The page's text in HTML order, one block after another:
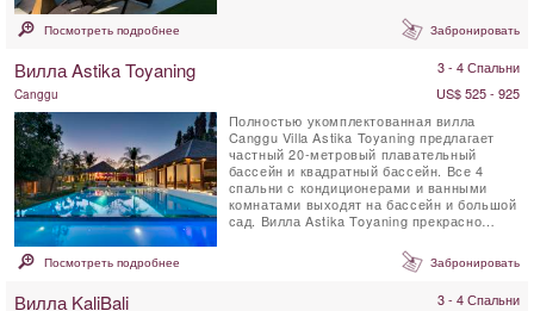
Посмотреть подробнее Забронировать
Вилла Astika Toyaning 3 - 4 Спальни
Canggu
US$ 525 - 925
Полностью укомплектованная вилла
Canggu Villa Astika Toyaning предлагает
частный 20-метровый плавательный
бассейн и квадратный бассейн. Все 4
спальни с кондиционерами и ванными
комнатами выходят на бассейн и большой
сад. Вилла Astika Toyaning прекрасно
Посмотреть подробнее Забронировать
Вилла KaliBali 3 - 4 Спальни